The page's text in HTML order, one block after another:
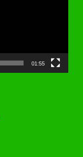
01:55